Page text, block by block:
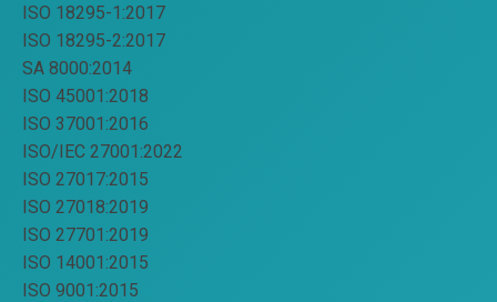
ISO 18295-1:2017
ISO 18295-2:2017
SA 8000:2014
ISO 45001:2018
ISO 37001:2016
ISO/IEC 27001:2022
ISO 27017:2015
ISO 27018:2019
ISO 27701:2019
ISO 14001:2015
ISO 9001:2015